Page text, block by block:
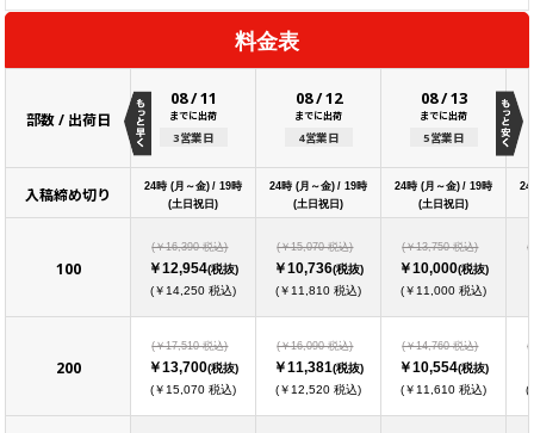
料金表
部数 / 出荷日
08/11
までに出荷
3営業日
08/12
までに出荷
4営業日
08/13
までに出荷
5営業日
入稿締め切り 24時 (月～金) / 19時
(土日祝日)
24時 (月～金) / 19時
(土日祝日)
24時 (月～金) / 19時
(土日祝日)
24
100
(￥16,390 税込)
￥12,954(税抜)
(￥14,250 税込)
(￥15,070 税込)
￥10,736(税抜)
(￥11,810 税込)
(￥13,750 税込)
￥10,000(税抜)
(￥11,000 税込)
(
200
(￥17,510 税込)
￥13,700(税抜)
(￥15,070 税込)
(￥16,090 税込)
￥11,381(税抜)
(￥12,520 税込)
(￥14,760 税込)
￥10,554(税抜)
(￥11,610 税込)
(
(